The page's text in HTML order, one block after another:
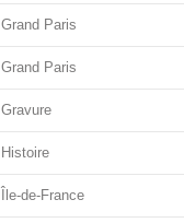
Grand Paris
Grand Paris
Gravure
Histoire
Île-de-France